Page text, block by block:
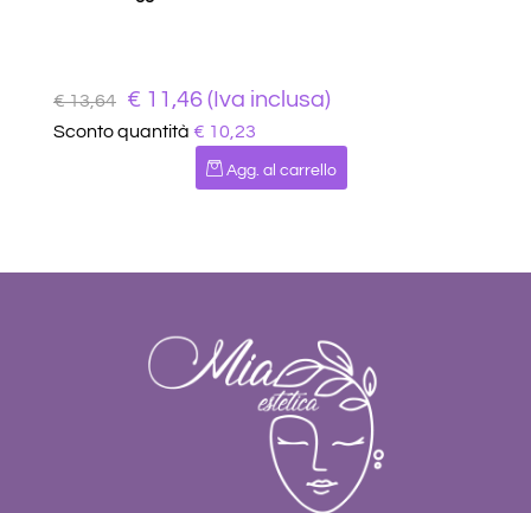
€ 13,64 € 11,46 (Iva inclusa)
Sconto quantità € 10,23
Quantità
Agg. al carrello